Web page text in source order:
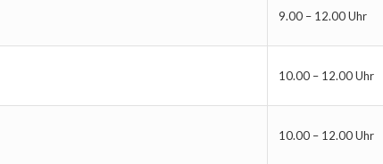
9.00 – 12.00 Uhr
10.00 – 12.00 Uhr
10.00 – 12.00 Uhr